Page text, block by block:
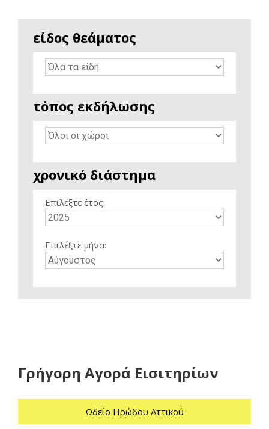
είδος θεάματος
τόπος εκδήλωσης
χρονικό διάστημα
Επιλέξτε έτος:
Επιλέξτε μήνα:
Γρήγορη Αγορά Εισιτηρίων
Ωδείο Ηρώδου Αττικού